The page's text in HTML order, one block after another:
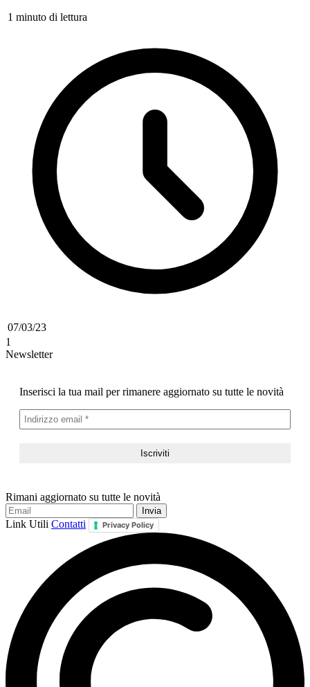
1 minuto di lettura
07/03/23
1
Newsletter
Inserisci la tua mail per rimanere aggiornato su tutte le novità
Rimani aggiornato su tutte le novità
Link Utili Contatti Privacy Policy